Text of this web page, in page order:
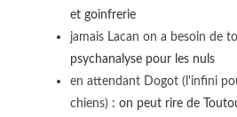
et goinfrerie
jamais Lacan on a besoin de
psychanalyse pour les nuls
en attendant Dogot (l'infini
chiens) : on peut rire de